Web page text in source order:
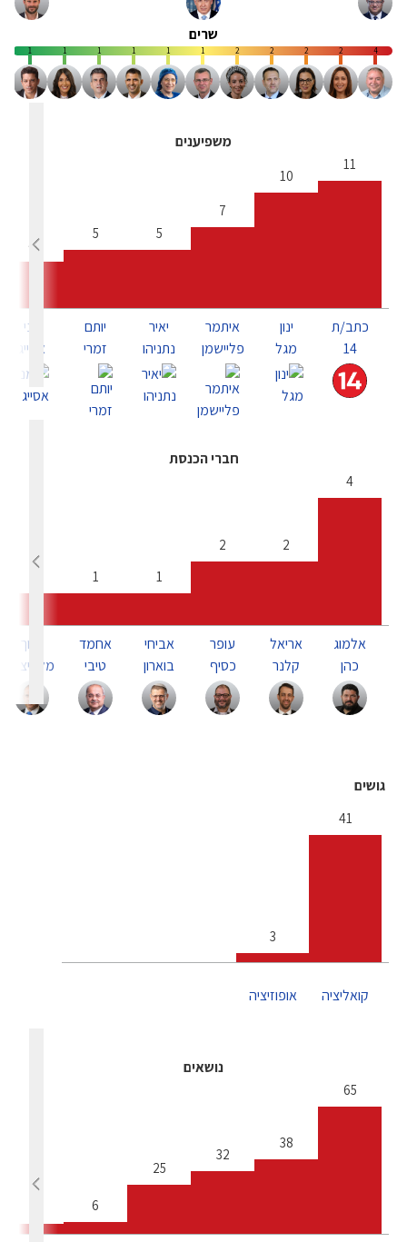
שרים
1 1 1 1 1 1 2 2 2 2 4
משפיענים
11
10
7
5
5
4
כתב/ת
14
ינון
מגל
איתמר
פליישמן
יאיר
נתניהו
יותם
זמרי
מני
אסייג
חברי הכנסת
4
2
2
1
1
אלמוג
כהן
אריאל
קלנר
עופר
כסיף
אביחי
בוארון
אחמד
טיבי
חנוך
מלביצקי
גושים
41
3
קואליציה אופוזיציה
נושאים
65
38
32
25
6